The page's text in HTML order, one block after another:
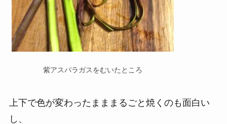
紫アスパラガスをむいたところ
上下で色が変わったまままるごと焼くのも面白い
し、